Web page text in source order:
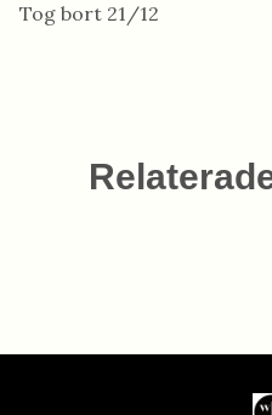
Tog bort 21/12